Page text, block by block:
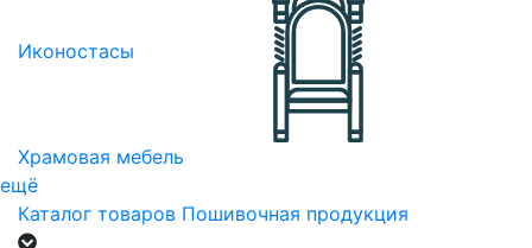
Иконостасы
Храмовая мебель
ещё
Каталог товаров Пошивочная продукция